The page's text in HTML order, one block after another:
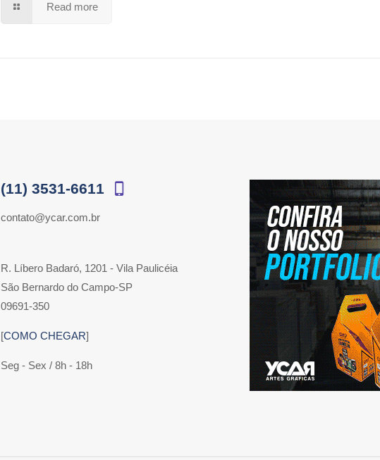
Read more
(11) 3531-6611
contato@ycar.com.br
R. Líbero Badaró, 1201 - Vila Paulicéia
São Bernardo do Campo-SP
09691-350
[COMO CHEGAR]
Seg - Sex / 8h - 18h